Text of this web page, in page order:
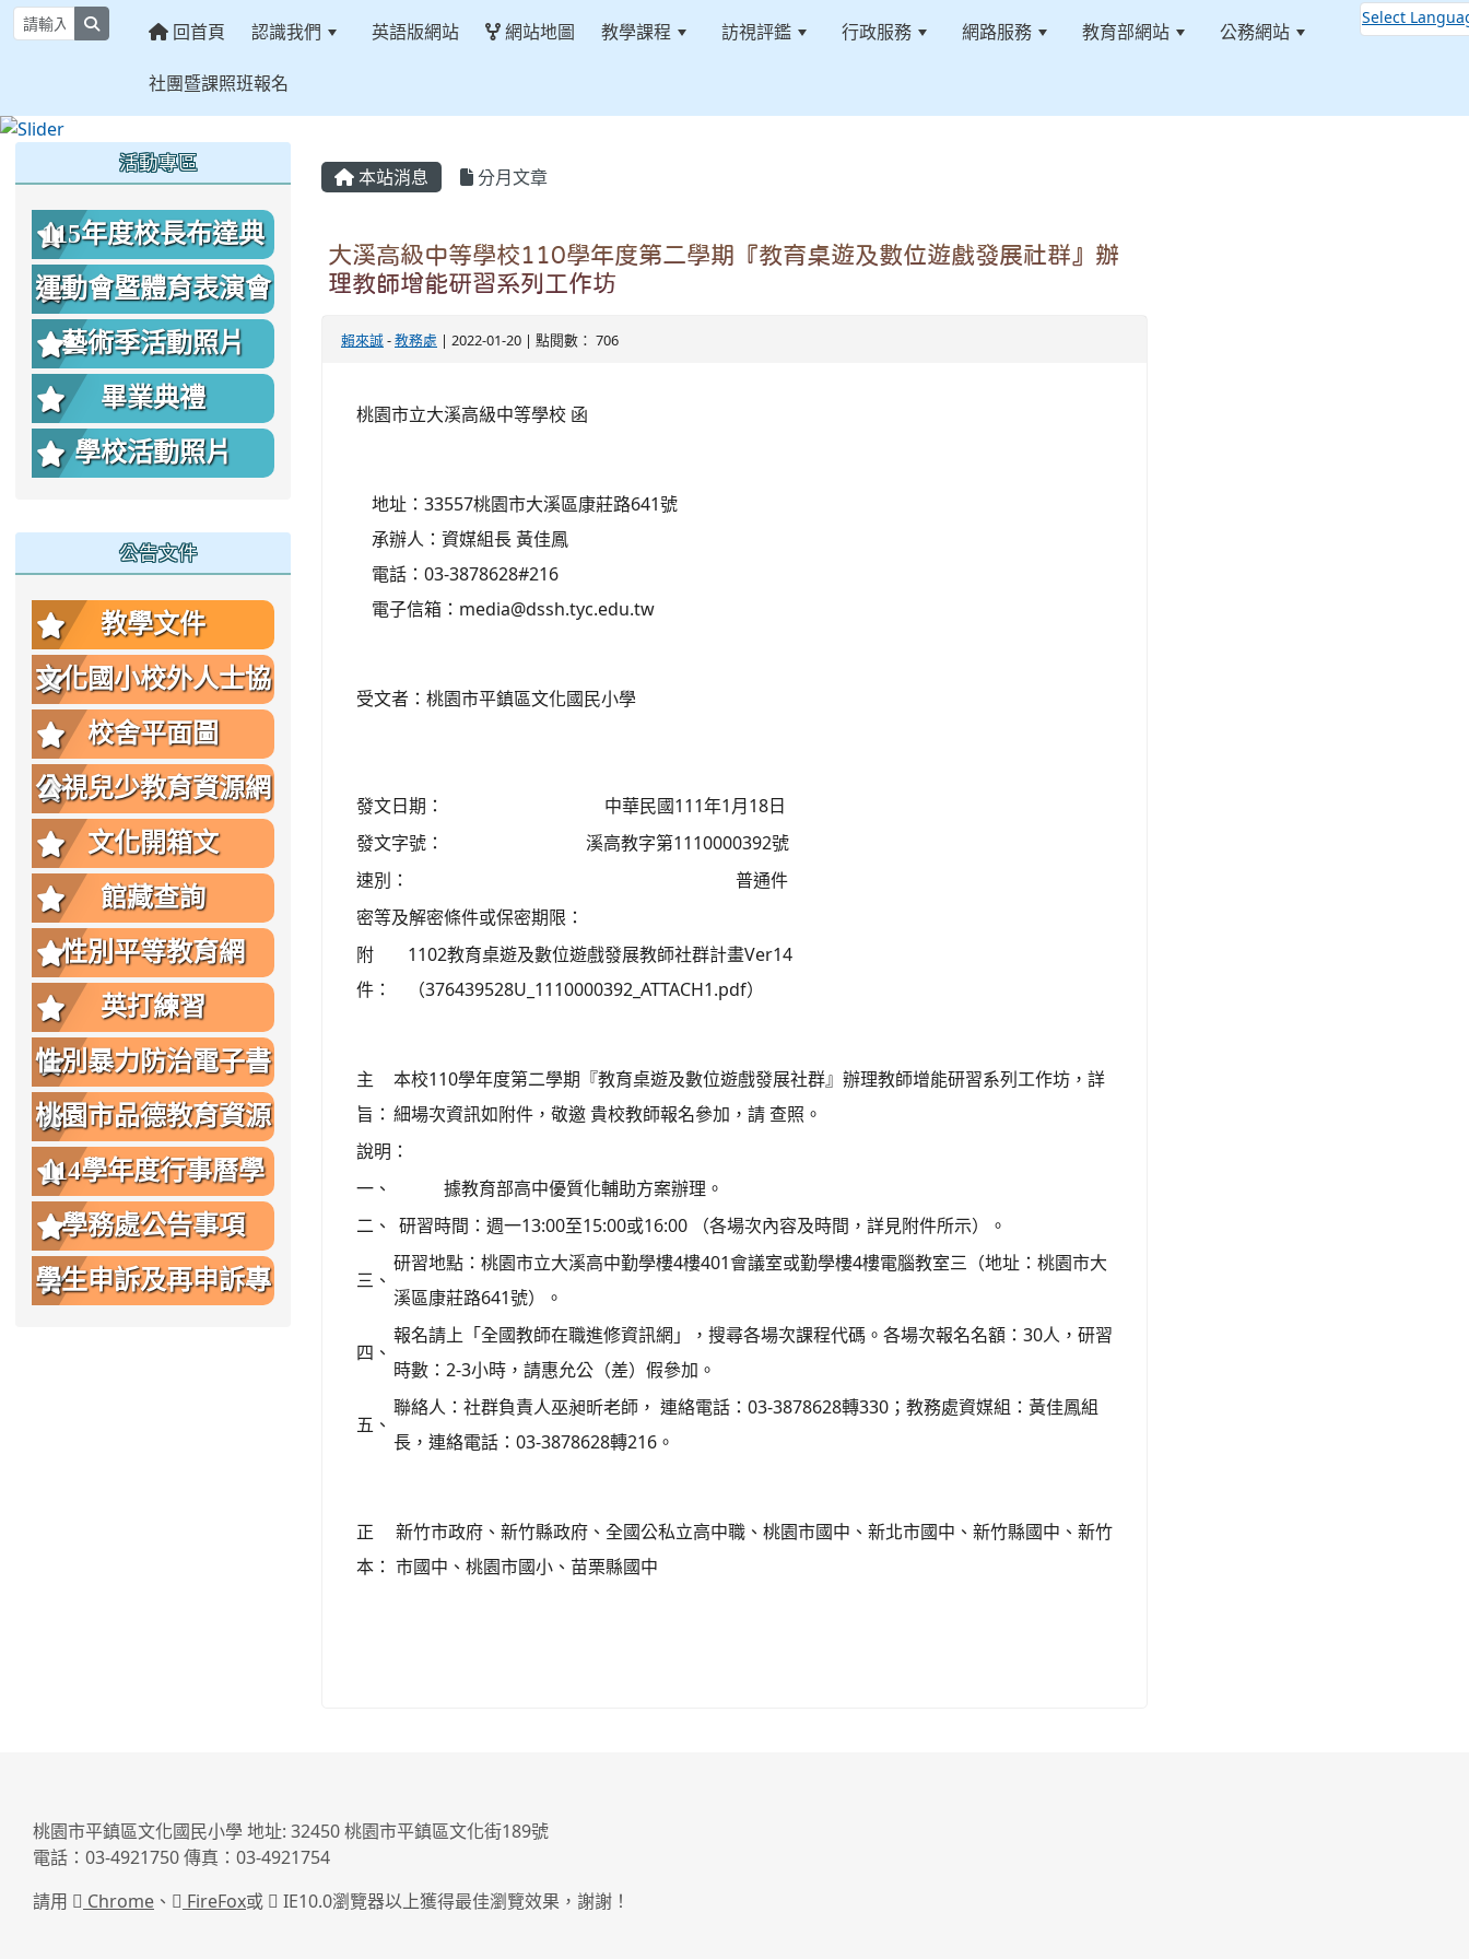
回首頁 認識我們 英語版網站 網站地圖 教學課程 訪視評鑑 行政服務 網路服務 教育部網站 公務網站
社團暨課照班報名
Select
本站消息 分月文章
大溪高級中等學校110學年度第二學期『教育桌遊及數位遊戲發展社群』辦
理教師增能研習系列工作坊
賴來誠-教務處 | 2022-01-20 | 點閱數： 706
桃園市立大溪高級中等學校 函
地址：33557桃園市大溪區康莊路641號
承辦人：資媒組長 黃佳鳳
電話：03-3878628#216
電子信箱：media@dssh.tyc.edu.tw
受文者：桃園市平鎮區文化國民小學
發文日期：
中華民國111年1月18日
發文字號：
溪高教字第1110000392號
速別：
普通件
密等及解密條件或保密期限：
附
件：
1102教育桌遊及數位遊戲發展教師社群計畫Ver14
（376439528U_1110000392_ATTACH1.pdf）
主
旨：
本校110學年度第二學期『教育桌遊及數位遊戲發展社群』辦理教師增能研習系列工作坊，詳
細場次資訊如附件，敬邀 貴校教師報名參加，請 查照。
說明：
一、
據教育部高中優質化輔助方案辦理。
二、 研習時間：週一13:00至15:00或16:00 （各場次內容及時間，詳見附件所示）。
三、
研習地點：桃園市立大溪高中勤學樓4樓401會議室或勤學樓4樓電腦教室三（地址：桃園市大
溪區康莊路641號）。
四、
報名請上「全國教師在職進修資訊網」，搜尋各場次課程代碼。各場次報名名額：30人，研習
時數：2-3小時，請惠允公（差）假參加。
五、
聯絡人：社群負責人巫昶昕老師， 連絡電話：03-3878628轉330；教務處資媒組：黃佳鳳組
長，連絡電話：03-3878628轉216。
正
本：
新竹市政府、新竹縣政府、全國公私立高中職、桃園市國中、新北市國中、新竹縣國中、新竹
市國中、桃園市國小、苗栗縣國中
活動專區
115年度校長布達典
禮照片
運動會暨體育表演會
照片
藝術季活動照片
畢業典禮
學校活動照片
公告文件
教學文件
文化國小校外人士協
助教學或活動要點
校舍平面圖
公視兒少教育資源網
文化開箱文
館藏查詢
性別平等教育網
英打練習
性別暴力防治電子書
桃園市品德教育資源
網
114學年度行事曆學
生版
學務處公告事項
學生申訴及再申訴專
桃園市平鎮區文化國民小學 地址: 32450 桃園市平鎮區文化街189號
電話：03-4921750 傳真：03-4921754
請用
Chrome 、 FireFox或 IE10.0瀏覽器以上獲得最佳瀏覽效果，謝謝！